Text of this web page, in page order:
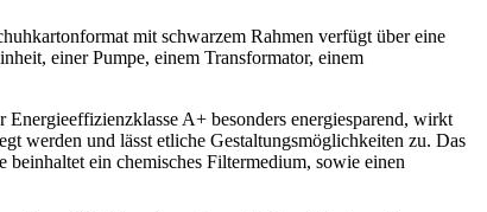
mit schwarzem Rahmen verfügt über eine
einer Pumpe, einem Transformator, einem
A+ besonders energiesparend, wirkt
werden und lässt etliche Gestaltungsmöglichkeiten zu. Das
ein chemisches Filtermedium, sowie einen